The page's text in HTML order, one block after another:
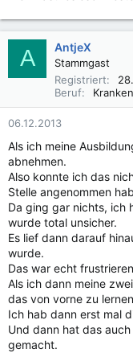
A AntjeX
Stammgast
Registriert
Beruf
06.12.2013
Als ich meine
abnehmen.
Also konnte ich das
Stelle angenommen
Da ging gar nichts, ich
wurde total unsicher.
Es lief dann darauf
wurde.
Das war echt
Als ich dann meine
das von vorne zu
Ich hab dann erst mal
Und dann hat das
gemacht.